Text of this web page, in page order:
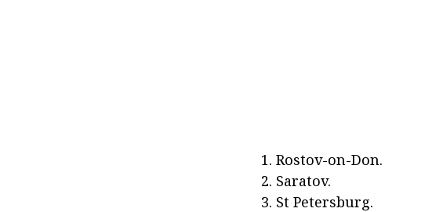
Rostov-on-Don.
Saratov.
St Petersburg.